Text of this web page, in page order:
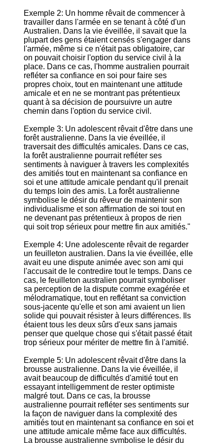
Exemple 2: Un homme rêvait de commencer à
travailler dans l'armée en se tenant à côté d'un
Australien. Dans la vie éveillée, il savait que la
plupart des gens étaient censés s'engager dans
l'armée, même si ce n'était pas obligatoire, car
on pouvait choisir l'option du service civil à la
place. Dans ce cas, l'homme australien pourrait
refléter sa confiance en soi pour faire ses
propres choix, tout en maintenant une attitude
amicale et en ne se montrant pas prétentieux
quant à sa décision de poursuivre un autre
chemin dans l'option du service civil.
Exemple 3: Un adolescent rêvait d'être dans une
forêt australienne. Dans la vie éveillée, il
traversait des difficultés amicales. Dans ce cas,
la forêt australienne pourrait refléter ses
sentiments à naviguer à travers les complexités
des amitiés tout en maintenant sa confiance en
soi et une attitude amicale pendant qu'il prenait
du temps loin des amis. La forêt australienne
symbolise le désir du rêveur de maintenir son
individualisme et son affirmation de soi tout en
ne devenant pas prétentieux à propos de rien
qui soit trop sérieux pour mettre fin aux amitiés."
Exemple 4: Une adolescente rêvait de regarder
un feuilleton australien. Dans la vie éveillée, elle
avait eu une dispute animée avec son ami qui
l'accusait de le contredire tout le temps. Dans ce
cas, le feuilleton australien pourrait symboliser
sa perception de la dispute comme exagérée et
mélodramatique, tout en reflétant sa conviction
sous-jacente qu'elle et son ami avaient un lien
solide qui pouvait résister à leurs différences. Ils
étaient tous les deux sûrs d'eux sans jamais
penser que quelque chose qui s'était passé était
trop sérieux pour mériter de mettre fin à l'amitié.
Exemple 5: Un adolescent rêvait d'être dans la
brousse australienne. Dans la vie éveillée, il
avait beaucoup de difficultés d'amitié tout en
essayant intelligemment de rester optimiste
malgré tout. Dans ce cas, la brousse
australienne pourrait refléter ses sentiments sur
la façon de naviguer dans la complexité des
amitiés tout en maintenant sa confiance en soi et
une attitude amicale même face aux difficultés.
La brousse australienne symbolise le désir du